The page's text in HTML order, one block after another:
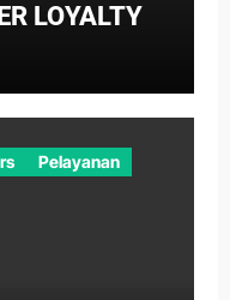
LOYALTY
Pelayanan